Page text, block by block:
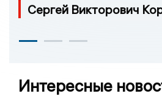
Сергей Викторович
Интересные